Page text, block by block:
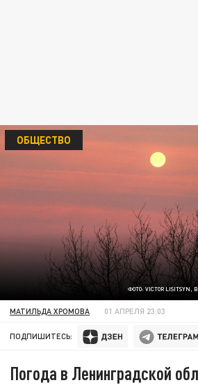
ФОТО: VICTOR LISITSYN,
ОБЩЕСТВО
МАТИЛЬДА ХРОМОВА 01 АПРЕЛЯ 23:03
ПОДПИШИТЕСЬ:
Погода в Ленинградской